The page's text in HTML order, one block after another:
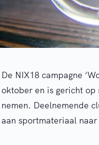
De NIX18 campagne
oktober en is gericht
nemen. Deelnemende
aan sportmateriaal naar